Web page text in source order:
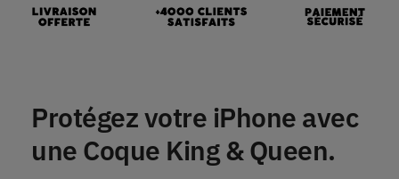
Protégez votre iPhone avec
une Coque King & Queen.